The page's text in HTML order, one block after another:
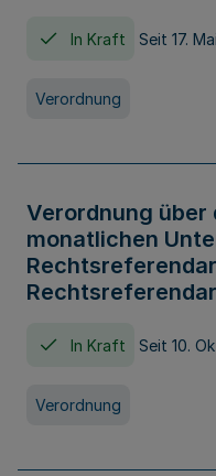
In Kraft Seit 17.
Verordnung
Verordnung über
monatlichen
In Kraft Seit 10.
Verordnung